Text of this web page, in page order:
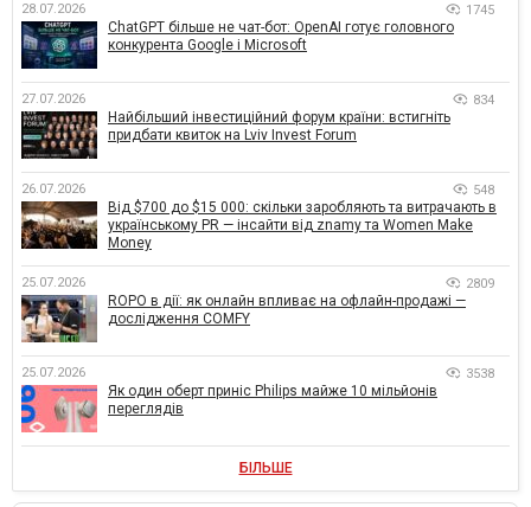
28.07.2026 1745
ChatGPT більше не чат-бот: OpenAI готує головного
конкурента Google і Microsoft
27.07.2026 834
Найбільший інвестиційний форум країни: встигніть
придбати квиток на Lviv Invest Forum
26.07.2026 548
Від $700 до $15 000: скільки заробляють та витрачають в
українському PR — інсайти від znamy та Women Make
Money
25.07.2026 2809
ROPO в дії: як онлайн впливає на офлайн-продажі —
дослідження COMFY
25.07.2026 3538
Як один оберт приніс Philips майже 10 мільйонів
переглядів
БІЛЬШЕ